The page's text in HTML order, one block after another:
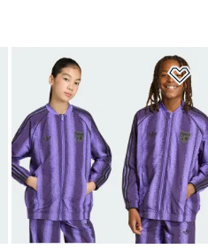
Favori Listesine Ekle